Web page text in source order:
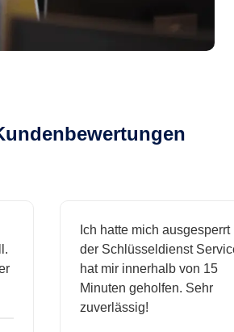
Ich hatte mich ausgesperrt
der Schlüsseldienst Service
hat mir innerhalb von 15
Minuten geholfen. Sehr
zuverlässig!